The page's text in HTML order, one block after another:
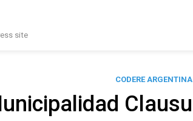
site
CODERE ARGENTINA